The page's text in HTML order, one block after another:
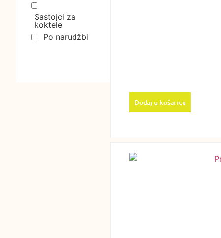
Sastojci za
koktele
Po narudžbi
Dodaj u košaricu